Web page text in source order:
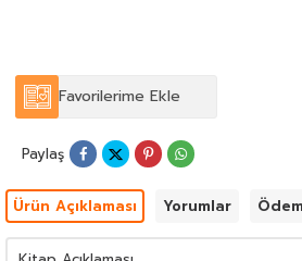
Favorilerime Ekle
Paylaş
Ürün Açıklaması Yorumlar